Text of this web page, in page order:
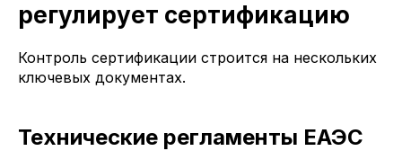
регулирует сертификацию
Контроль сертификации строится на нескольких
ключевых документах.
Технические регламенты ЕАЭС